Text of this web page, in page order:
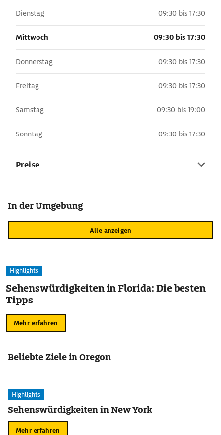
Dienstag 09:30 bis 17:30
Mittwoch 09:30 bis 17:30
Donnerstag 09:30 bis 17:30
Freitag 09:30 bis 17:30
Samstag 09:30 bis 19:00
Sonntag 09:30 bis 17:30
Preise
In der Umgebung
Alle anzeigen
Highlights
Sehenswürdigkeiten in Florida: Die besten
Tipps
Mehr erfahren
Beliebte Ziele in Oregon
Highlights
Sehenswürdigkeiten in New York
Mehr erfahren